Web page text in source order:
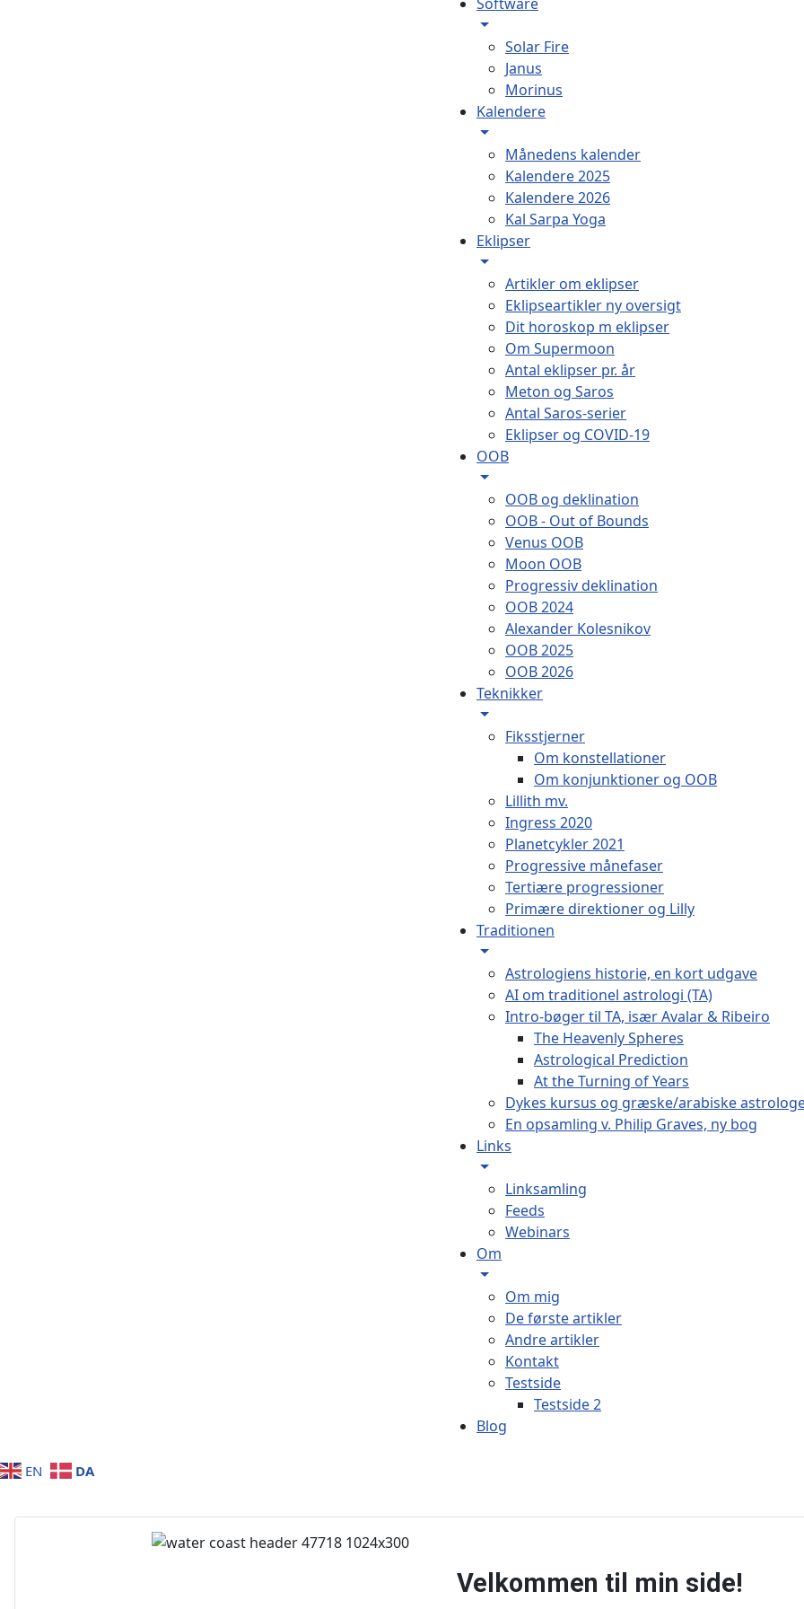
Solar Fire
Janus
Morinus
Kalendere
Månedens kalender
Kalendere 2025
Kalendere 2026
Kal Sarpa Yoga
Eklipser
Artikler om eklipser
Eklipseartikler ny oversigt
Dit horoskop m eklipser
Om Supermoon
Antal eklipser pr. år
Meton og Saros
Antal Saros-serier
Eklipser og COVID-19
OOB
OOB og deklination
OOB - Out of Bounds
Venus OOB
Moon OOB
Progressiv deklination
OOB 2024
Alexander Kolesnikov
OOB 2025
OOB 2026
Teknikker
Fiksstjerner
Om konstellationer
Om konjunktioner og OOB
Lillith mv.
Ingress 2020
Planetcykler 2021
Progressive månefaser
Tertiære progressioner
Primære direktioner og Lilly
Traditionen
Astrologiens historie, en kort udgave
AI om traditionel astrologi (TA)
Intro-bøger til TA, især Avalar & Ribeiro
The Heavenly Spheres
Astrological Prediction
At the Turning of Years
Dykes kursus og græske/arabiske
En opsamling v. Philip Graves, ny bog
Links
Linksamling
Feeds
Webinars
Om
Om mig
De første artikler
Andre artikler
Kontakt
Testside
Testside 2
Blog
EN DA
Velkommen til min side!